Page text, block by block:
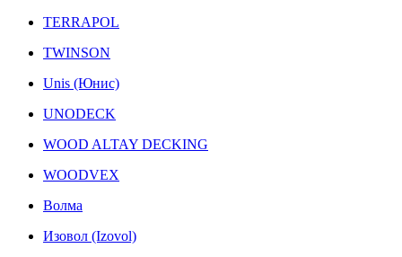
TERRAPOL
TWINSON
Unis (Юнис)
UNODECK
WOOD ALTAY DECKING
WOODVEX
Волма
Изовол (Izovol)